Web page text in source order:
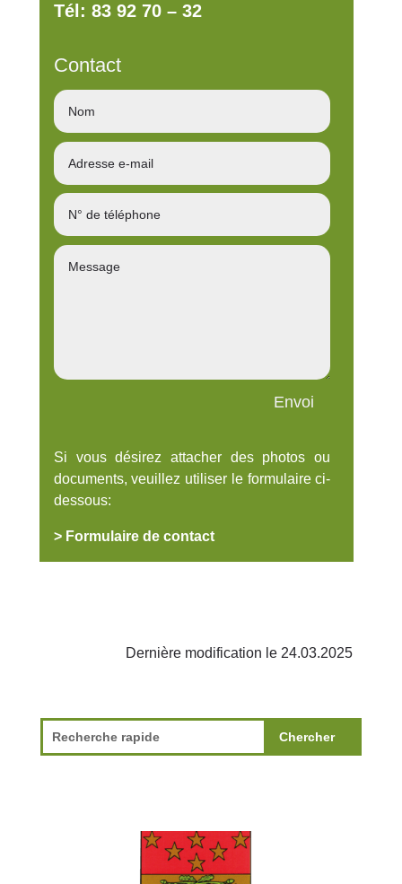
Tél: 83 92 70 – 32
Contact
Envoi
Si vous désirez attacher des photos ou
documents, veuillez utiliser le formulaire ci-
dessous:
> Formulaire de contact
Dernière modification le 24.03.2025